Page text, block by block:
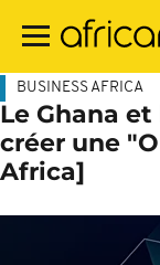
contenu
BUSINESS AFRICA
Le Ghana
créer une
Africa]